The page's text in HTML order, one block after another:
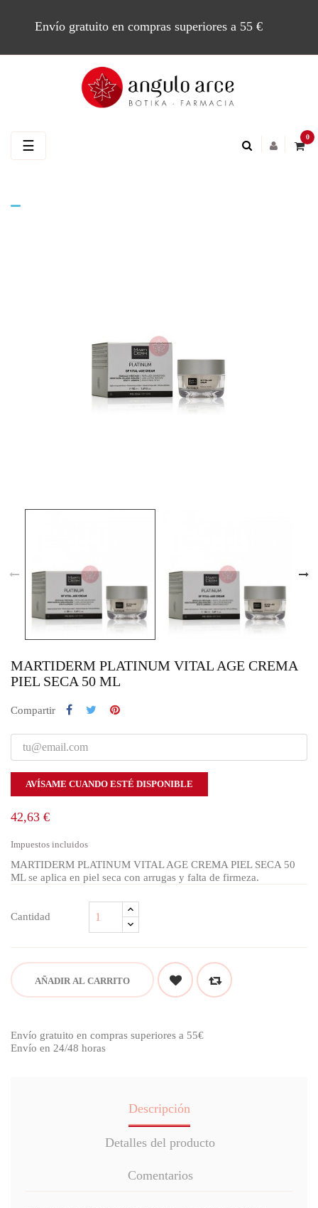
Envío gratuito en compras superiores a 55 €
0
Navegación
☰
MARTIDERM PLATINUM VITAL AGE CREMA
PIEL SECA 50 ML
Compartir
AVÍSAME CUANDO ESTÉ DISPONIBLE
42,63 €
Impuestos incluidos
MARTIDERM PLATINUM VITAL AGE CREMA PIEL SECA 50
ML se aplica en piel seca con arrugas y falta de firmeza.
Cantidad
AÑADIR AL CARRITO
Envío gratuito en compras superiores a 55€
Envío en 24/48 horas
Descripción
Detalles del producto
Comentarios